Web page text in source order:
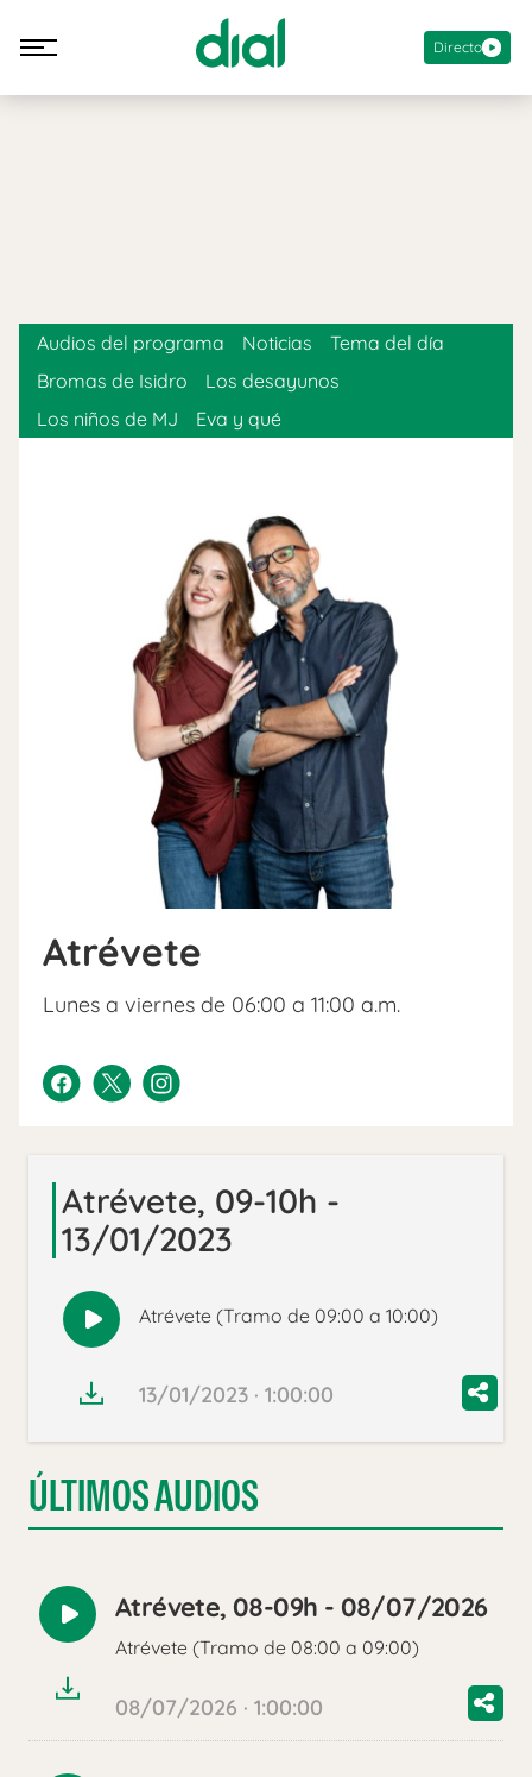
Directo
Atrévete
Lunes a viernes de 06:00 a 11:00 a.m.
Audios del programa Noticias
Tema del día
Bromas de Isidro
Los desayunos
Los niños de MJ
Eva y qué
Atrévete, 09-10h -
13/01/2023
Reproducir
audio
Atrévete (Tramo de 09:00 a 10:00)
13/01/2023 · 1:00:00
ÚLTIMOS AUDIOS
Reproducir
audio
Atrévete, 08-09h - 08/07/2026
Atrévete (Tramo de 08:00 a 09:00)
08/07/2026 · 1:00:00